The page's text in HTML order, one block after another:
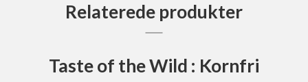
Relaterede produkter
Taste of the Wild : Kornfri